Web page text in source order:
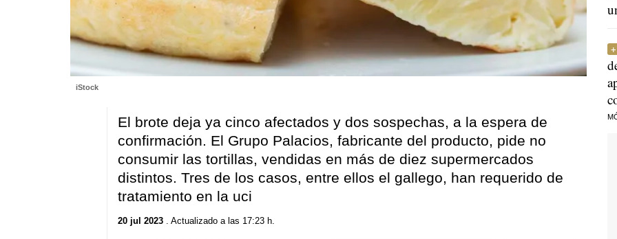
iStock
El brote deja ya cinco afectados y dos sospechas, a la espera de
confirmación. El Grupo Palacios, fabricante del producto, pide no
consumir las tortillas, vendidas en más de diez supermercados
distintos. Tres de los casos, entre ellos el gallego, han requerido de
tratamiento en la uci
20 jul 2023. Actualizado a las 17:23 h.